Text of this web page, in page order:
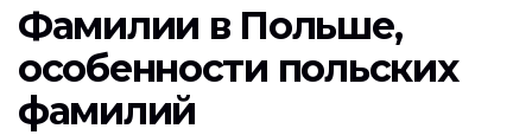
Фамилии в Польше,
особенности польских
фамилий